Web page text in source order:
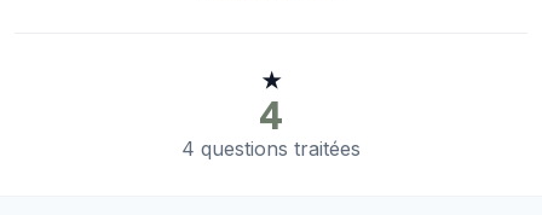
★
4
4 questions traitées